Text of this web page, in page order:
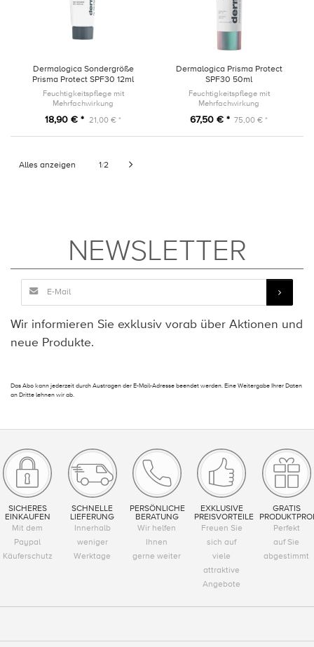
Dermalogica Sondergröße
Prisma Protect SPF30 12ml
Feuchtigkeitspflege mit
Mehrfachwirkung
18,90 € * 21,00 € *
Dermalogica Prisma Protect
SPF30 50ml
Feuchtigkeitspflege mit
Mehrfachwirkung
67,50 € * 75,00 € *
Alles anzeigen 1/2
NEWSLETTER
Wir informieren Sie exklusiv vorab über Aktionen und
neue Produkte.
Das Abo kann jederzeit durch Austragen der E-Mail-Adresse beendet werden. Eine Weitergabe Ihrer Daten
an Dritte lehnen wir ab.
SICHERES
EINKAUFEN
Mit dem
Paypal
Käuferschutz
SCHNELLE
LIEFERUNG
Innerhalb
weniger
Werktage
PERSÖNLICHE
BERATUNG
Wir helfen
Ihnen
gerne weiter
EXKLUSIVE
PREISVORTEILE
Freuen Sie
sich auf
viele
attraktive
Angebote
GRATIS
Perfekt
auf Sie
abgestimmt